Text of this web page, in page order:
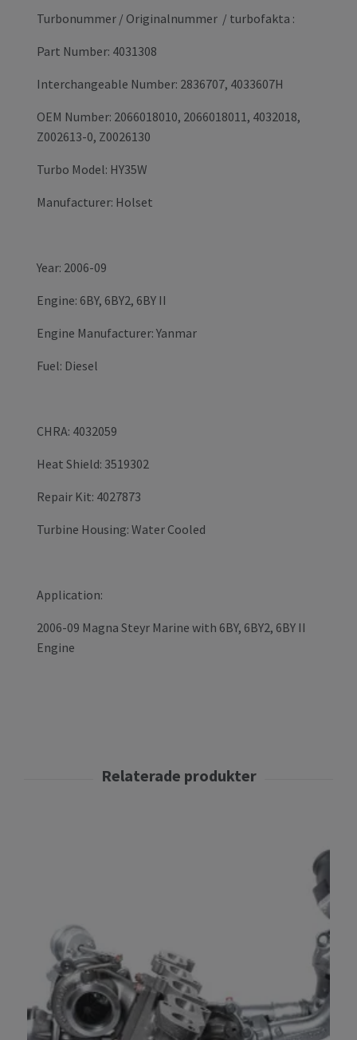
Turbonummer / Originalnummer / turbofakta :
Part Number: 4031308
Interchangeable Number: 2836707, 4033607H
OEM Number: 2066018010, 2066018011, 4032018,
Z002613-0, Z0026130
Turbo Model: HY35W
Manufacturer: Holset
Year: 2006-09
Engine: 6BY, 6BY2, 6BY II
Engine Manufacturer: Yanmar
Fuel: Diesel
CHRA: 4032059
Heat Shield: 3519302
Repair Kit: 4027873
Turbine Housing: Water Cooled
Application:
2006-09 Magna Steyr Marine with 6BY, 6BY2, 6BY II
Engine